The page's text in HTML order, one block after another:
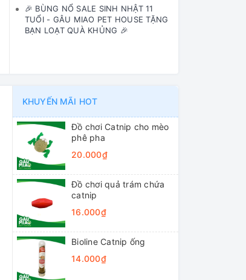
🎉 BÙNG NỔ SALE SINH NHẬT 11
TUỔI - GÂU MIAO PET HOUSE TẶNG
BẠN LOẠT QUÀ KHỦNG 🎉
KHUYẾN MÃI HOT
Đồ chơi Catnip cho mèo
phê pha
20.000₫
Đồ chơi quả trám chứa
catnip
16.000₫
Bioline Catnip ống
14.000₫